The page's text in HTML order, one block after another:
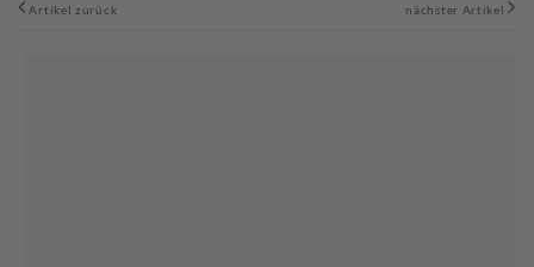
Artikel zurück nächster Artikel